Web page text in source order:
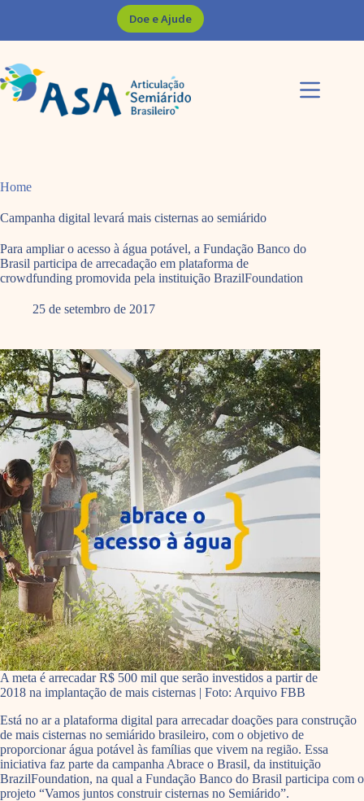
Doe e Ajude
Home
Campanha digital levará mais cisternas ao semiárido
Para ampliar o acesso à água potável, a Fundação Banco do
Brasil participa de arrecadação em plataforma de
crowdfunding promovida pela instituição BrazilFoundation
25 de setembro de 2017
A meta é arrecadar R$ 500 mil que serão investidos a partir de
2018 na implantação de mais cisternas | Foto: Arquivo FBB
Está no ar a plataforma digital para arrecadar doações para construção
de mais cisternas no semiárido brasileiro, com o objetivo de
proporcionar água potável às famílias que vivem na região. Essa
iniciativa faz parte da campanha Abrace o Brasil, da instituição
BrazilFoundation, na qual a Fundação Banco do Brasil participa com o
projeto “Vamos juntos construir cisternas no Semiárido”.